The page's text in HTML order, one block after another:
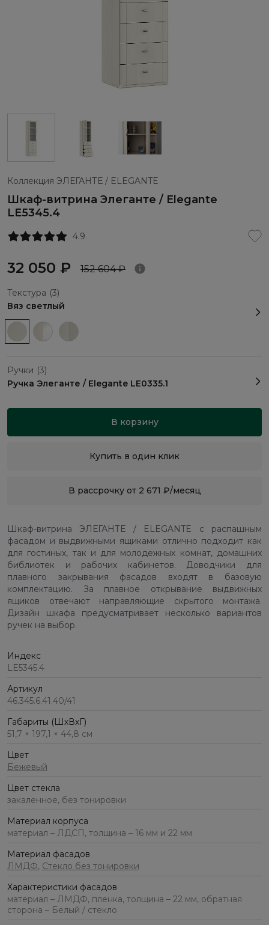
Коллекция ЭЛЕГАНТЕ / ELEGANTE
Шкаф-витрина Элеганте / Elegante
LE5345.4
4.9
32 050 ₽ 152 604 ₽
Текстура (3)
Вяз светлый
Ручки (3)
Ручка Элеганте / Elegante LE0335.1
В корзину
Купить в один клик
В рассрочку от 2 671 ₽/месяц
Шкаф-витрина ЭЛЕГАНТЕ / ELEGANTE с распашным
фасадом и выдвижными ящиками отлично подходит как
для гостиных, так и для молодежных комнат, домашних
библиотек и рабочих кабинетов. Доводчики для
плавного закрывания фасадов входят в базовую
комплектацию. За плавное открывание выдвижных
ящиков отвечают направляющие скрытого монтажа.
Дизайн шкафа предусматривает несколько вариантов
ручек на выбор.
Индекс
LE5345.4
Артикул
46.345.6.41.40/41
Габариты (ШхВхГ)
51,7 × 197,1 × 44,8 см
Цвет
Бежевый
Цвет стекла
закаленное, без тонировки
Материал корпуса
материал – ЛДСП, толщина – 16 мм и 22 мм
Материал фасадов
ЛМДФ, Стекло без тонировки
Характеристики фасадов
материал – ЛМДФ, пленка, толщина – 22 мм, обратная
сторона – Белый / стекло